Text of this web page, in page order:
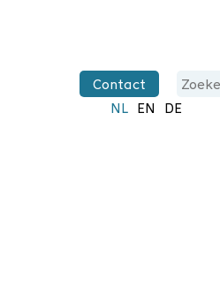
Contact
Zoek
naar:
NL EN DE